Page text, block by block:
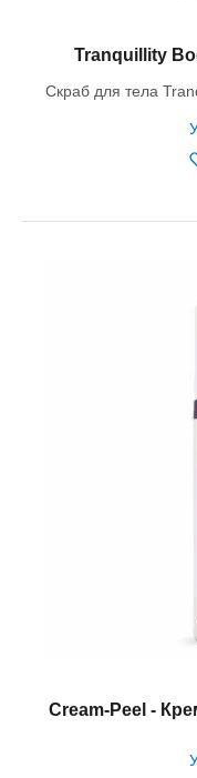
Tranquillity
Скраб для тела
Cream-Peel -